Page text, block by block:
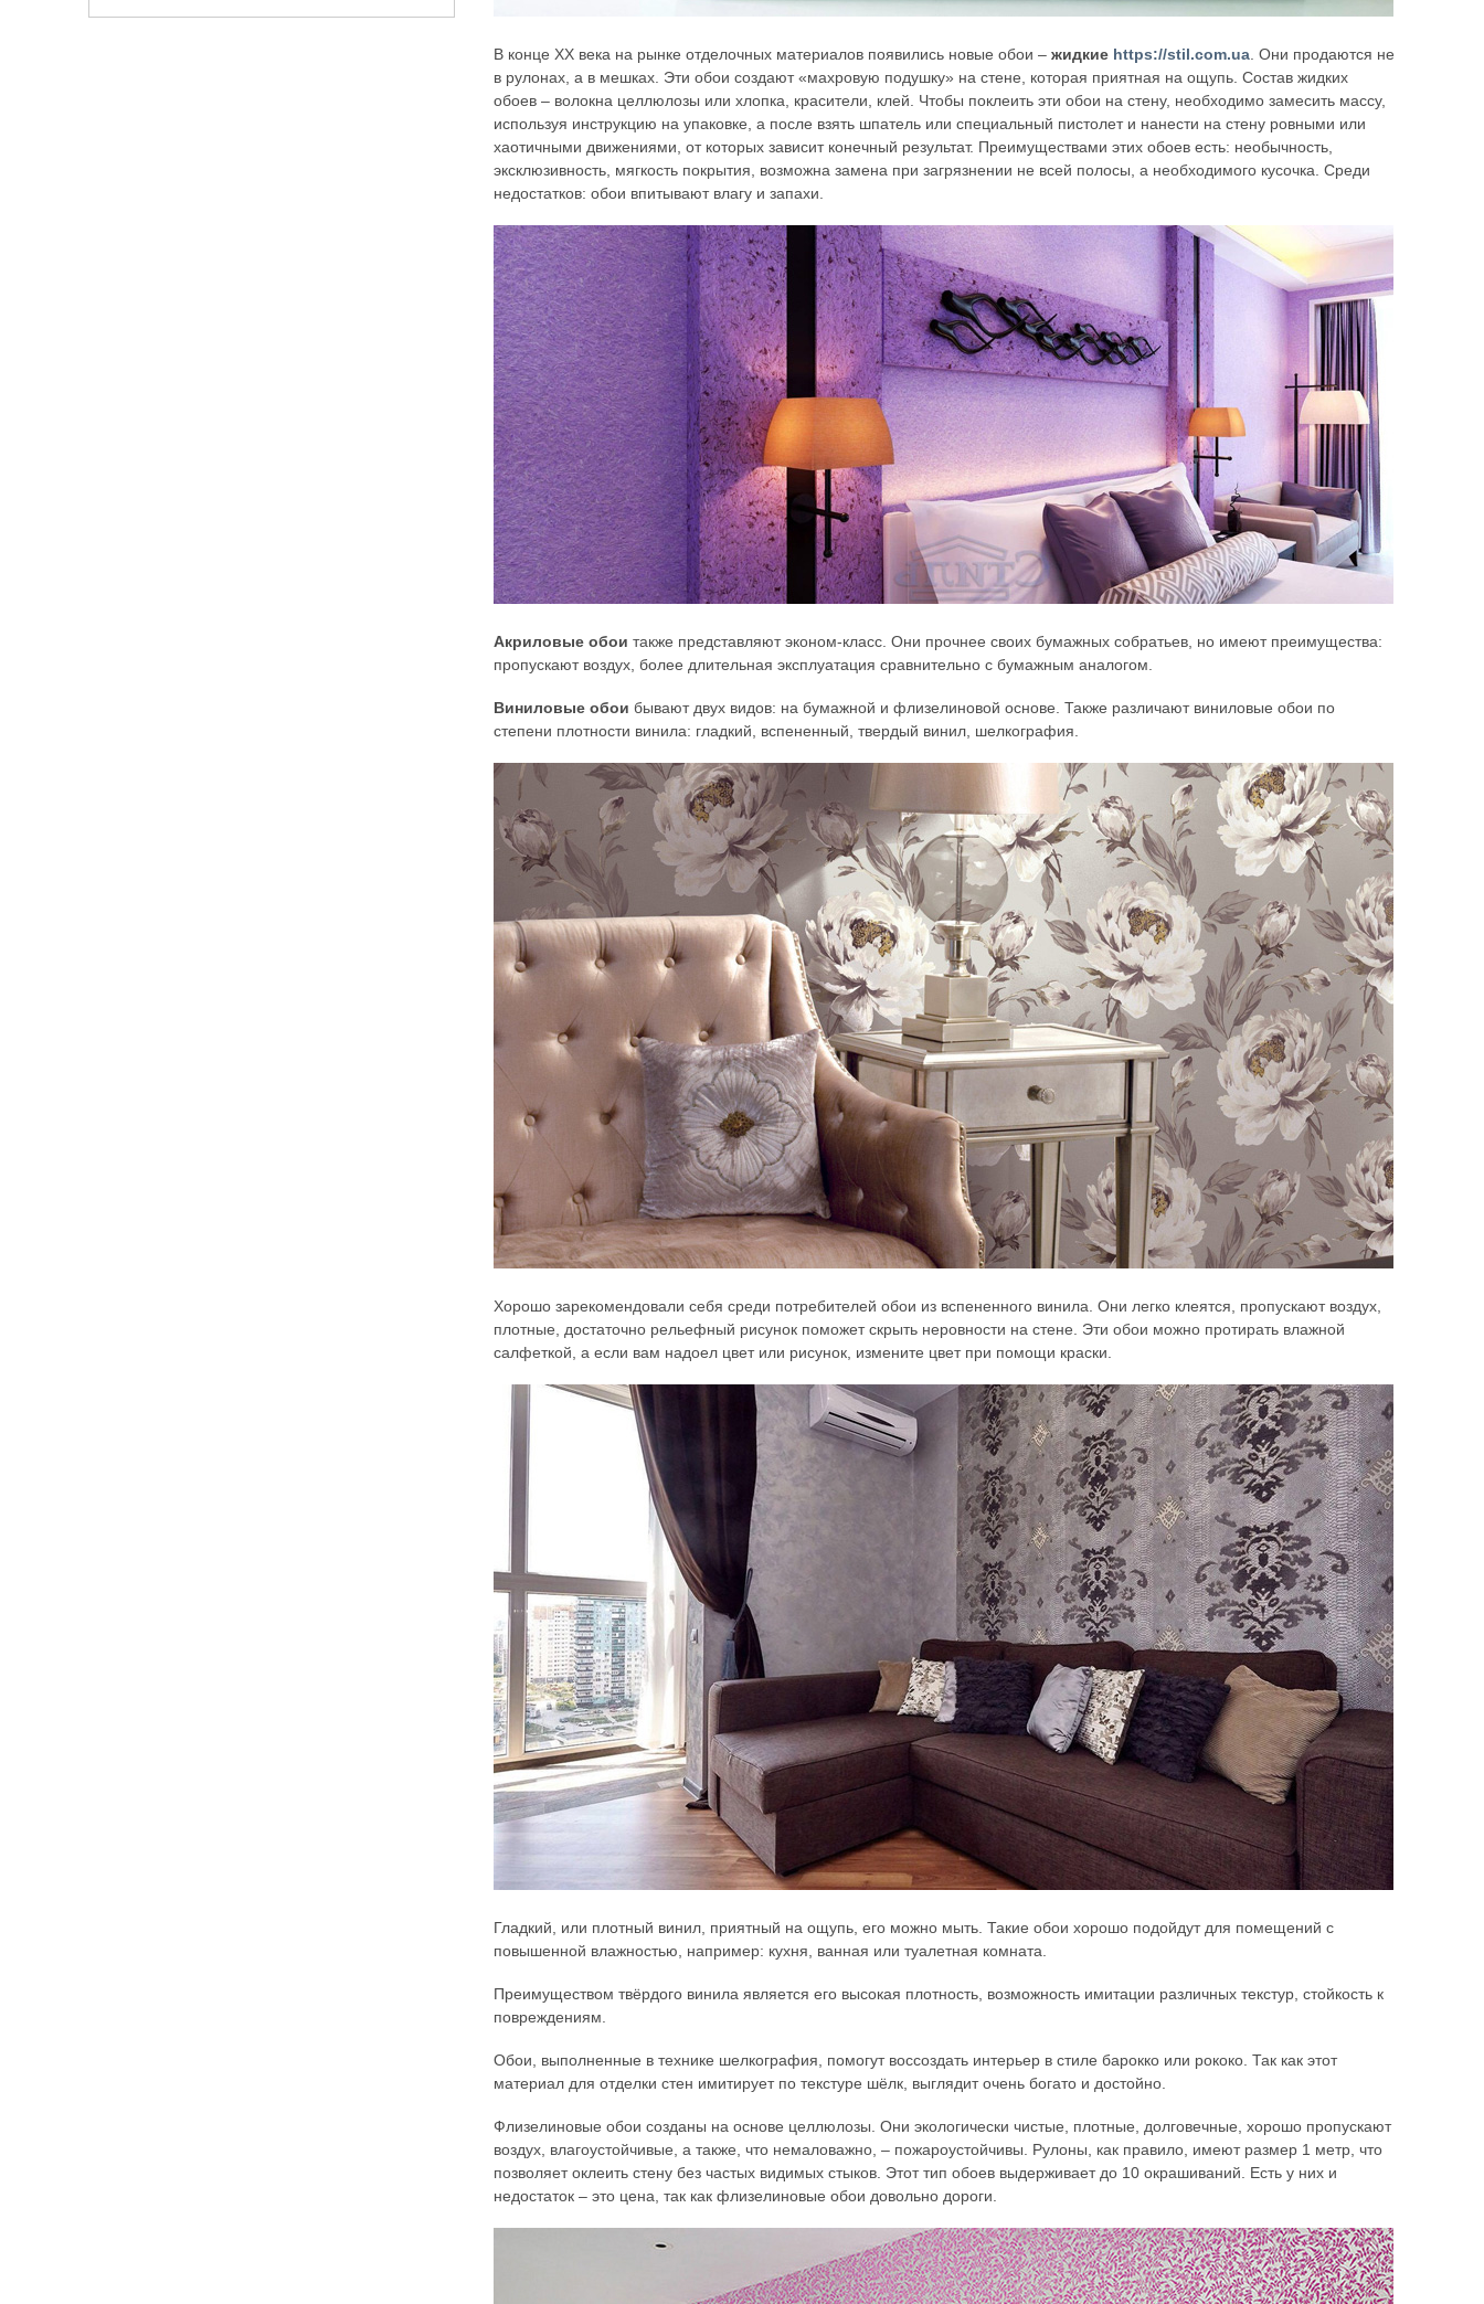
В конце ХХ века на рынке отделочных материалов появились новые обои –жидкие https://stil.com.ua . Они продаются не
в рулонах, а в мешках. Эти обои создают «махровую подушку» на стене, которая приятная на ощупь. Состав жидких
обоев – волокна целлюлозы или хлопка, красители, клей. Чтобы поклеить эти обои на стену, необходимо замесить массу,
используя инструкцию на упаковке, а после взять шпатель или специальный пистолет и нанести на стену ровными или
хаотичными движениями, от которых зависит конечный результат. Преимуществами этих обоев есть: необычность,
эксклюзивность, мягкость покрытия, возможна замена при загрязнении не всей полосы, а необходимого кусочка. Среди
недостатков: обои впитывают влагу и запахи.
Акриловые обои также представляют эконом-класс. Они прочнее своих бумажных собратьев, но имеют преимущества:
пропускают воздух, более длительная эксплуатация сравнительно с бумажным аналогом.
Виниловые обои бывают двух видов: на бумажной и флизелиновой основе. Также различают виниловые обои по
степени плотности винила: гладкий, вспененный, твердый винил, шелкография.
Хорошо зарекомендовали себя среди потребителей обои из вспененного винила. Они легко клеятся, пропускают воздух,
плотные, достаточно рельефный рисунок поможет скрыть неровности на стене. Эти обои можно протирать влажной
салфеткой, а если вам надоел цвет или рисунок, измените цвет при помощи краски.
Гладкий, или плотный винил, приятный на ощупь, его можно мыть. Такие обои хорошо подойдут для помещений с
повышенной влажностью, например: кухня, ванная или туалетная комната.
Преимуществом твёрдого винила является его высокая плотность, возможность имитации различных текстур, стойкость к
повреждениям.
Обои, выполненные в технике шелкография, помогут воссоздать интерьер в стиле барокко или рококо. Так как этот
материал для отделки стен имитирует по текстуре шёлк, выглядит очень богато и достойно.
Флизелиновые обои созданы на основе целлюлозы. Они экологически чистые, плотные, долговечные, хорошо пропускают
воздух, влагоустойчивые, а также, что немаловажно, – пожароустойчивы. Рулоны, как правило, имеют размер 1 метр, что
позволяет оклеить стену без частых видимых стыков. Этот тип обоев выдерживает до 10 окрашиваний. Есть у них и
недостаток – это цена, так как флизелиновые обои довольно дороги.